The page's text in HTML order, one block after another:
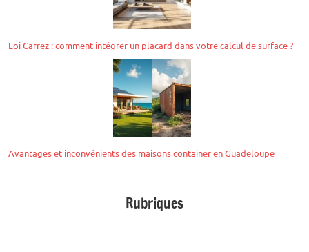
Loi Carrez : comment intégrer un placard dans votre calcul de surface ?
Avantages et inconvénients des maisons container en Guadeloupe
Rubriques